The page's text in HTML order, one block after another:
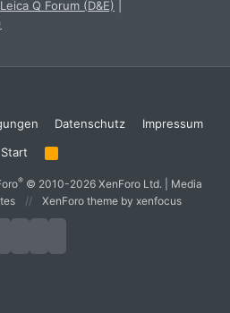
Leica Q Forum (D&E)
Datenschutz
Impressum
Start
R
S
® © 2010-2026 XenForo Ltd.
Media
XenForo theme by xenfocus